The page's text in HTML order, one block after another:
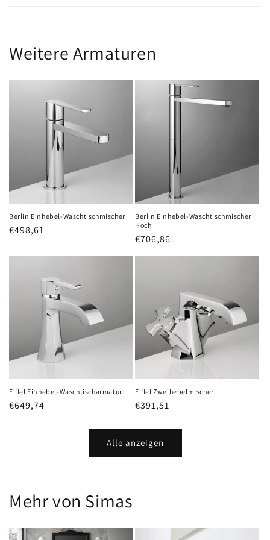
Weitere Armaturen
Berlin Einhebel-Waschtischmischer
Normaler
€498,61
Berlin Einhebel-Waschtischmischer
Hoch
Normaler
€706,86
Eiffel Einhebel-Waschtischarmatur
Normaler
€649,74
Eiffel Zweihebelmischer
Normaler
€391,51
Alle anzeigen
Mehr von Simas